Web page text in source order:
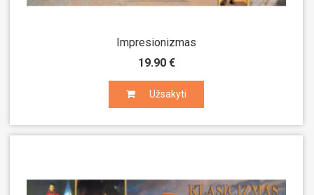
Impresionizmas
19.90 €
Užsakyti
Užsakyti